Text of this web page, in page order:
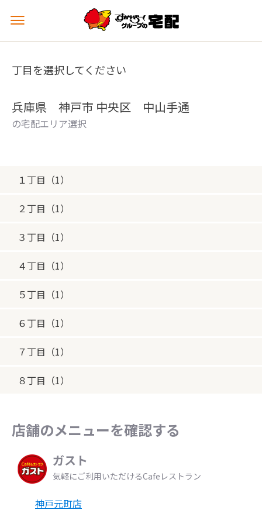
メ
ュ
を
丁目を選択してください
兵庫県 神戸市 中央区 中山手通
の宅配エリア選択
１丁目（1）
２丁目（1）
３丁目（1）
４丁目（1）
５丁目（1）
６丁目（1）
７丁目（1）
８丁目（1）
店舗のメニューを確認する
ガスト
気軽にご利用いただけるCafeレストラン
神戸元町店